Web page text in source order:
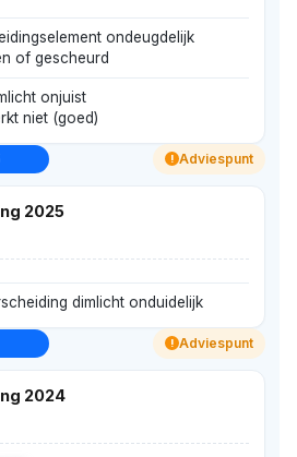
ondeugdelijk
of gescheurd
onjuist
niet (goed)
! Adviespunt
2025
dimlicht onduidelijk
! Adviespunt
2024